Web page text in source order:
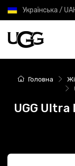
Українська /
Головна
UGG Ultra